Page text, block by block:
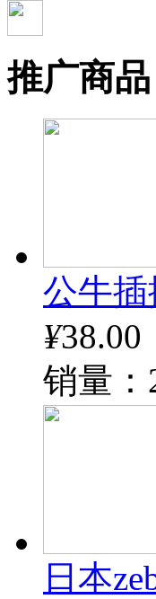
推广商品
公牛
¥38.00
销量：
日本